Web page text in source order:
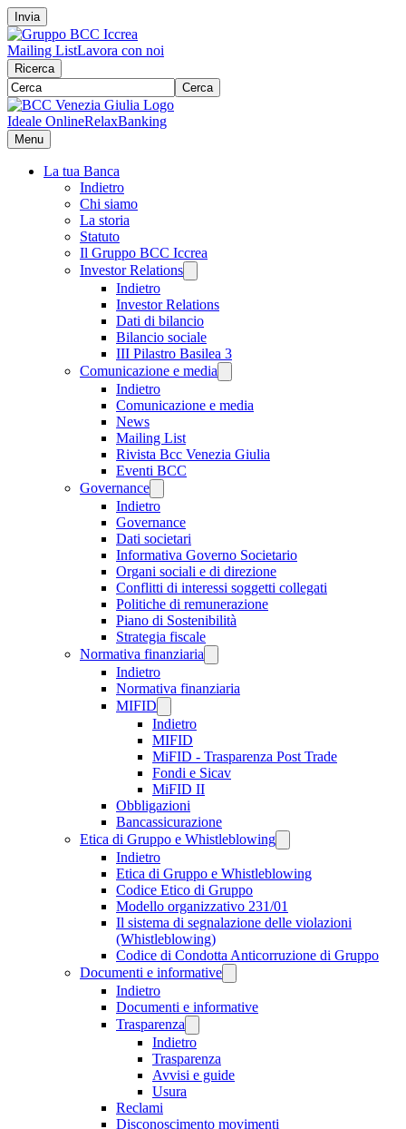
Invia
Mailing ListLavora con noi
Ricerca
Cerca
Ideale OnlineRelaxBanking
Menu
La tua Banca
Indietro
Chi siamo
La storia
Statuto
Il Gruppo BCC Iccrea
Investor Relations
Indietro
Investor Relations
Dati di bilancio
Bilancio sociale
III Pilastro Basilea 3
Comunicazione e media
Indietro
Comunicazione e media
News
Mailing List
Rivista Bcc Venezia Giulia
Eventi BCC
Governance
Indietro
Governance
Dati societari
Informativa Governo Societario
Organi sociali e di direzione
Conflitti di interessi soggetti collegati
Politiche di remunerazione
Piano di Sostenibilità
Strategia fiscale
Normativa finanziaria
Indietro
Normativa finanziaria
MIFID
Indietro
MIFID
MiFID - Trasparenza Post Trade
Fondi e Sicav
MiFID II
Obbligazioni
Bancassicurazione
Etica di Gruppo e Whistleblowing
Indietro
Etica di Gruppo e Whistleblowing
Codice Etico di Gruppo
Modello organizzativo 231/01
Il sistema di segnalazione delle violazioni
(Whistleblowing)
Codice di Condotta Anticorruzione di Gruppo
Documenti e informative
Indietro
Documenti e informative
Trasparenza
Indietro
Trasparenza
Avvisi e guide
Usura
Reclami
Disconoscimento movimenti